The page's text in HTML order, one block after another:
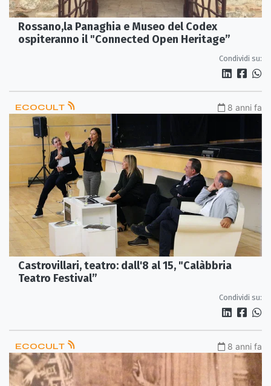
Rossano,la Panaghia e Museo del Codex
ospiteranno il "Connected Open Heritage”
Condividi su:
ECOCULT 8 anni fa
Castrovillari, teatro: dall'8 al 15, "Calàbbria
Teatro Festival”
Condividi su:
ECOCULT 8 anni fa